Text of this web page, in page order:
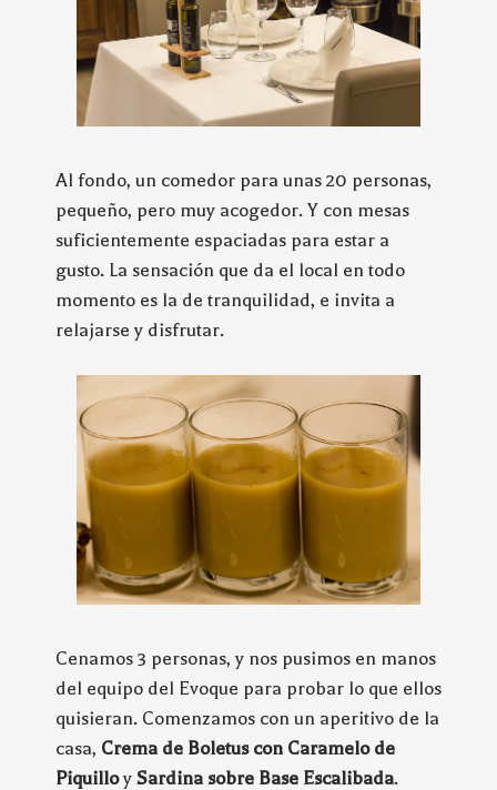
Al fondo, un comedor para unas 20 personas,
pequeño, pero muy acogedor. Y con mesas
suficientemente espaciadas para estar a
gusto. La sensación que da el local en todo
momento es la de tranquilidad, e invita a
relajarse y disfrutar.
Cenamos 3 personas, y nos pusimos en manos
del equipo del Evoque para probar lo que ellos
quisieran. Comenzamos con un aperitivo de la
casa, Crema de Boletus con Caramelo de
Piquilloy Sardina sobre Base Escalibada.